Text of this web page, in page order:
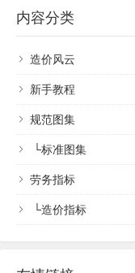
内容分类
造价风云
新手教程
规范图集
└标准图集
劳务指标
└造价指标